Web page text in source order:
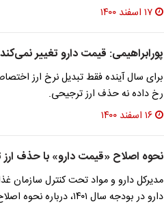
۱۷ اسفند ۱۴۰۰
پورابراهیمی: قیمت دارو تغییر
برای سال آینده فقط تبدیل نرخ ارز
رخ داده نه حذف ارز ترجیحی.
۱۶ اسفند ۱۴۰۰
نحوه اصلاح «قیمت دارو» با حذف
مدیرکل دارو و مواد تحت کنترل سازمان
دارو در بودجه سال ۱۴۰۱، درباره نحوه اصلاح قیمت…